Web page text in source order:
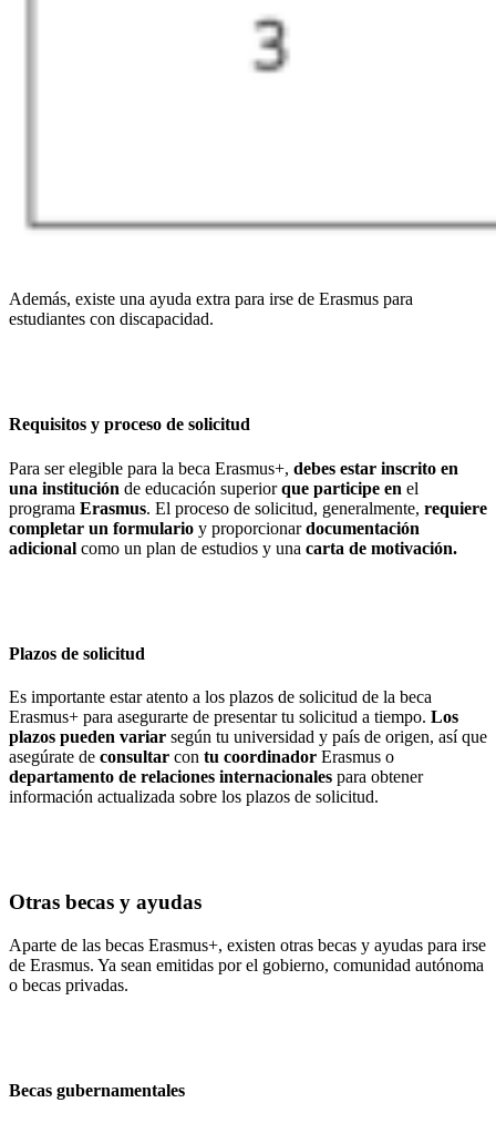
Además, existe una ayuda extra para irse de Erasmus para
estudiantes con discapacidad.
Requisitos y proceso de solicitud
Para ser elegible para la beca Erasmus+, debes estar inscrito en
una institución de educación superiorque participe en el
programa Erasmus. El proceso de solicitud, generalmente, requiere
completar un formulario y proporcionardocumentación
adicional como un plan de estudios y una carta de motivación.
Plazos de solicitud
Es importante estar atento a los plazos de solicitud de la beca
Erasmus+ para asegurarte de presentar tu solicitud a tiempo. Los
plazos pueden variar según tu universidad y país de origen, así que
asegúrate de consultar con tu coordinador Erasmus o
departamento de relaciones internacionales para obtener
información actualizada sobre los plazos de solicitud.
Otras becas y ayudas
Aparte de las becas Erasmus+, existen otras becas y ayudas para irse
de Erasmus. Ya sean emitidas por el gobierno, comunidad autónoma
o becas privadas.
Becas gubernamentales